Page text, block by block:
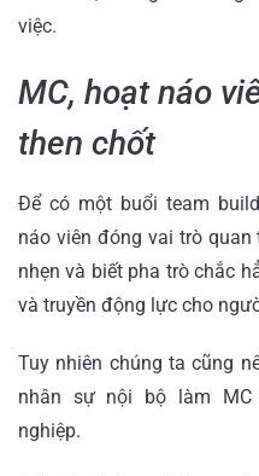
việc.
MC, hoạt náo
then chốt
Để có một buổi team
náo viên đóng vai trò
nhẹn và biết pha trò chắc
và truyền động lực cho
Tuy nhiên chúng ta cũng
nhân sự nội bộ làm MC
nghiệp.